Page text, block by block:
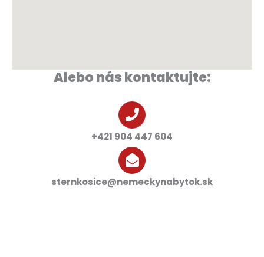
Alebo nás kontaktujte:
+421 904 447 604
sternkosice@nemeckynabytok.sk